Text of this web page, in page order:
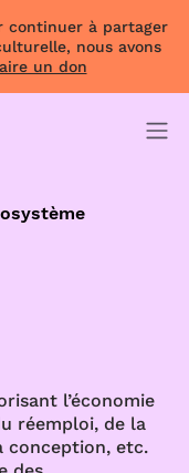
continuer à partager
nous avons
un don
l’économie
réemploi, de la
conception, etc.